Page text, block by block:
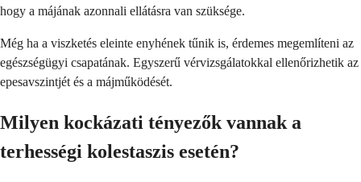
hogy a májának azonnali ellátásra van szüksége.
Még ha a viszketés eleinte enyhének tűnik is, érdemes megemlíteni az
egészségügyi csapatának. Egyszerű vérvizsgálatokkal ellenőrizhetik az
epesavszintjét és a májműködését.
Milyen kockázati tényezők vannak a
terhességi kolestaszis esetén?